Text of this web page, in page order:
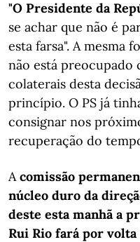
"O Presidente da
se achar que não é
esta farsa". A mesma
não está preocupado
colaterais desta
princípio. O PS já
consignar nos
recuperação do
Acomissão
núcleo duro da
deste esta manhã a
Rui Rio fará por volta